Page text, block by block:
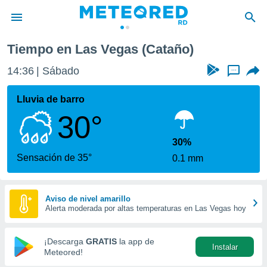
de
ha sido
para
que se
calidad.
a este
las
y
forma
digital
basada
Tiempo en Las Vegas (Cataño)
14:36 Sábado ...
Lluvia de barro
30°
Sensación de 35°
30%
0.1 mm
Aviso de nivel amarillo
Alerta moderada por altas temperaturas en Las Vegas hoy
¡Descarga GRATIS la app de
Meteored!
Instalar